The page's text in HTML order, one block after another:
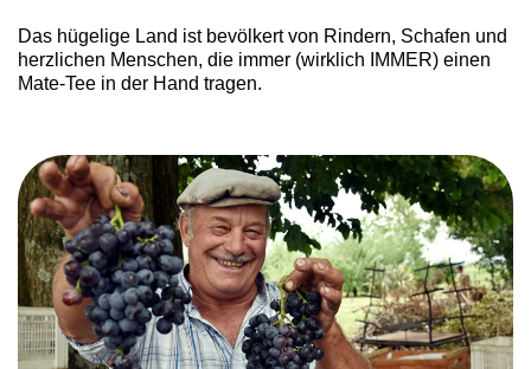
Das hügelige Land ist bevölkert von Rindern, Schafen und
herzlichen Menschen, die immer (wirklich IMMER) einen
Mate-Tee in der Hand tragen.